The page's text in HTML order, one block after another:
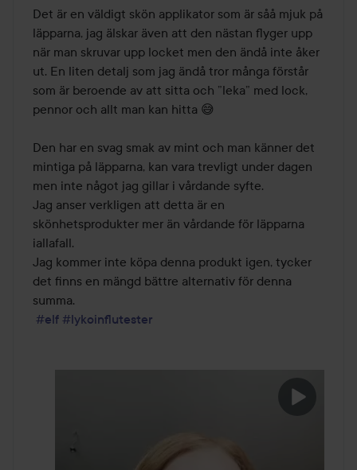
Det är en väldigt skön applikator som är såå mjuk på
läpparna, jag älskar även att den nästan flyger upp
när man skruvar upp locket men den ändå inte åker
ut. En liten detalj som jag ändå tror många förstår
som är beroende av att sitta och ”leka” med lock,
pennor och allt man kan hitta 😅
Den har en svag smak av mint och man känner det
mintiga på läpparna, kan vara trevligt under dagen
men inte något jag gillar i vårdande syfte.
Jag anser verkligen att detta är en
skönhetsprodukter mer än vårdande för läpparna
iallafall.
Jag kommer inte köpa denna produkt igen, tycker
det finns en mängd bättre alternativ för denna
summa.
#elf #lykoinflutester